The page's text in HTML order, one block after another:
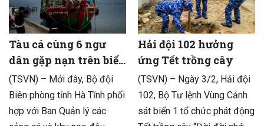
Tàu cá cùng 6 ngư
dân gặp nạn trên biển
được cứu hộ thành
công
(TSVN) – Mới đây, Bộ đội
Biên phòng tỉnh Hà Tĩnh phối
hợp với Ban Quản lý các
Hải đội 102 hưởng
ứng Tết trồng cây
(TSVN) – Ngày 3/2, Hải đội
102, Bộ Tư lệnh Vùng Cảnh
sát biển 1 tổ chức phát động